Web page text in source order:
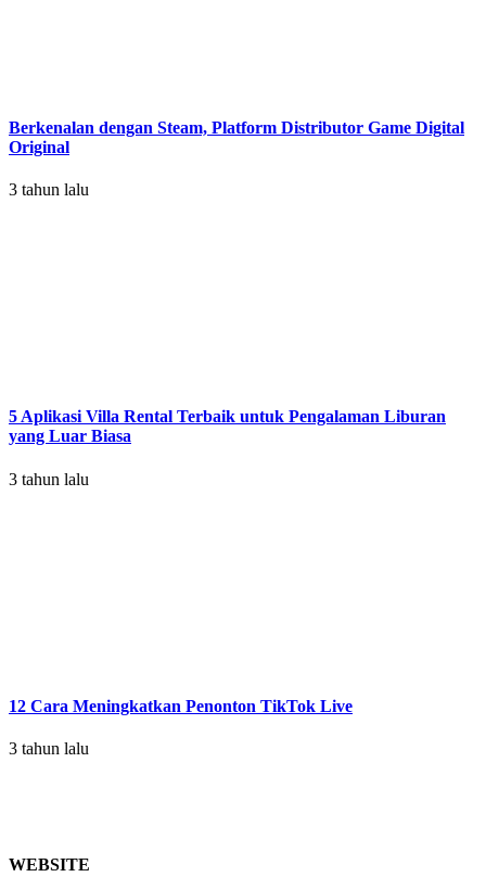
Berkenalan dengan Steam, Platform Distributor Game Digital
Original
3 tahun lalu
5 Aplikasi Villa Rental Terbaik untuk Pengalaman Liburan
yang Luar Biasa
3 tahun lalu
12 Cara Meningkatkan Penonton TikTok Live
3 tahun lalu
WEBSITE